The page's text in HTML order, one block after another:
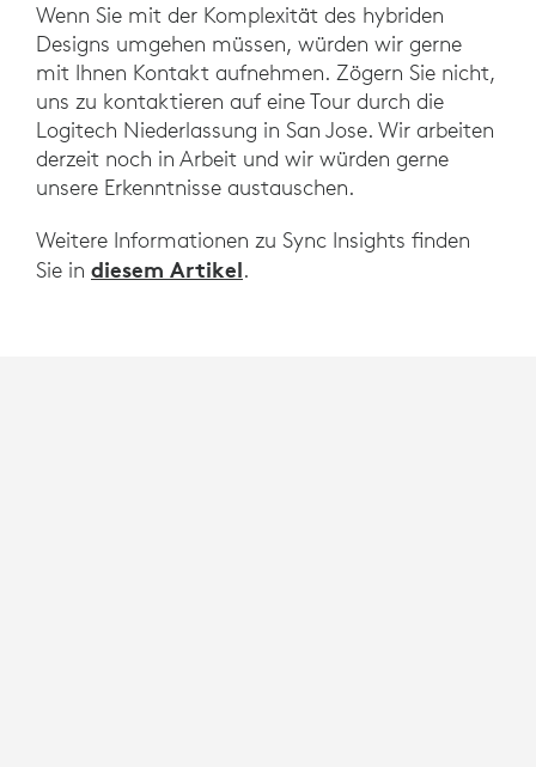
Wenn Sie mit der Komplexität des hybriden
Designs umgehen müssen, würden wir gerne
mit Ihnen Kontakt aufnehmen. Zögern Sie nicht,
uns zu kontaktieren auf eine Tour durch die
Logitech Niederlassung in San Jose. Wir arbeiten
derzeit noch in Arbeit und wir würden gerne
unsere Erkenntnisse austauschen.
Weitere Informationen zu Sync Insights finden
Sie in diesem Artikel.